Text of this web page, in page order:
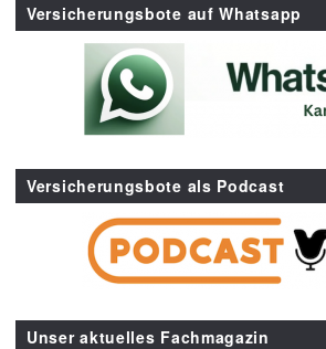
Versicherungsbote auf Whatsapp
Versicherungsbote als Podcast
Unser aktuelles Fachmagazin